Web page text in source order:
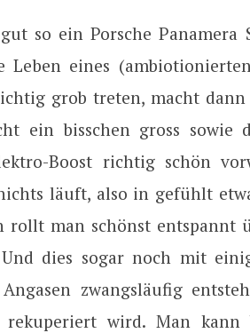
so ein Porsche Panamera
Leben eines
grob treten, macht
ein bisschen gross sowie
Boost richtig schön
läuft, also in gefühlt
rollt man schönst entspannt
dies sogar noch mit
zwangsläufig
rekuperiert wird. Man kann